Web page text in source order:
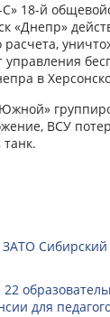
18-й
«Днепр»
расчета,
управления
в
ВСУ
ЗАТО
22
для